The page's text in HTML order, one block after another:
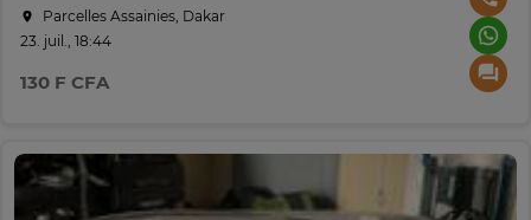
Parcelles Assainies, Dakar
23. juil., 18:44
130 F CFA